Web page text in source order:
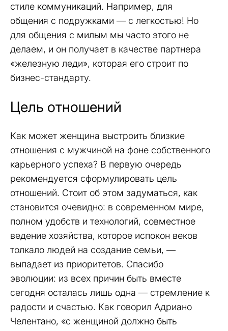
стиле коммуникаций. Например, для
общения с подружками — с легкостью! Но
для общения с милым мы часто этого не
делаем, и он получает в качестве партнера
«железную леди», которая его строит по
бизнес-стандарту.
Цель отношений
Как может женщина выстроить близкие
отношения с мужчиной на фоне собственного
карьерного успеха? В первую очередь
рекомендуется сформулировать цель
отношений. Стоит об этом задуматься, как
становится очевидно: в современном мире,
полном удобств и технологий, совместное
ведение хозяйства, которое испокон веков
толкало людей на создание семьи, —
выпадает из приоритетов. Спасибо
эволюции: из всех причин быть вместе
сегодня осталась лишь одна — стремление к
радости и счастью. Как говорил Адриано
Челентано, «с женщиной должно быть